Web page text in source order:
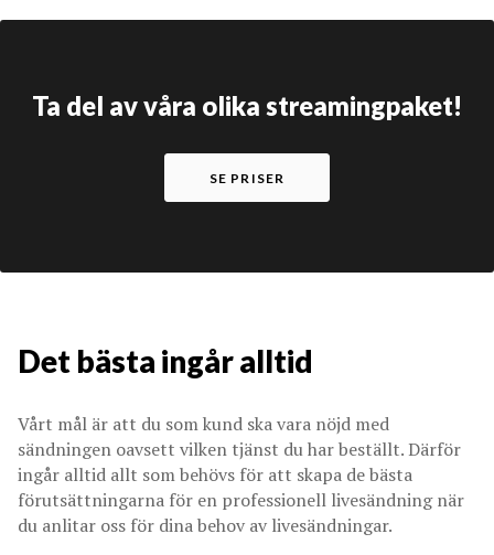
Ta del av våra olika streamingpaket!
SE PRISER
Det bästa ingår alltid
Vårt mål är att du som kund ska vara nöjd med
sändningen oavsett vilken tjänst du har beställt. Därför
ingår alltid allt som behövs för att skapa de bästa
förutsättningarna för en professionell livesändning när
du anlitar oss för dina behov av livesändningar.